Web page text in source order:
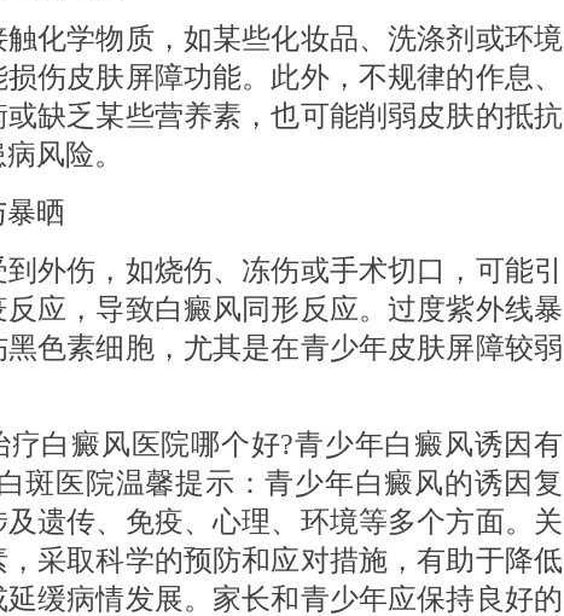
学物质，如某些化妆品、洗涤剂或环境
伤皮肤屏障功能。此外，不规律的作息、
缺乏某些营养素，也可能削弱皮肤的抵抗
风险。
晒
伤，如烧伤、冻伤或手术切口，可能引
反应，导致白癜风同形反应。过度紫外线暴
黑色素细胞，尤其是在青少年皮肤屏障较弱
癜风医院哪个好?青少年白癜风诱因有
斑医院温馨提示：青少年白癜风的诱因复
及遗传、免疫、心理、环境等多个方面。关
采取科学的预防和应对措施，有助于降低
延缓病情发展。家长和青少年应保持良好的